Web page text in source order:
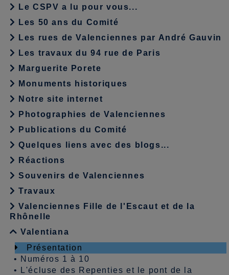
Le CSPV a lu pour vous...
Les 50 ans du Comité
Les rues de Valenciennes par André Gauvin
Les travaux du 94 rue de Paris
Marguerite Porete
Monuments historiques
Notre site internet
Photographies de Valenciennes
Publications du Comité
Quelques liens avec des blogs...
Réactions
Souvenirs de Valenciennes
Travaux
Valenciennes Fille de l'Escaut et de la
Rhônelle
Valentiana
Présentation
• Numéros 1 à 10
•
L'écluse des Repenties et le pont de la